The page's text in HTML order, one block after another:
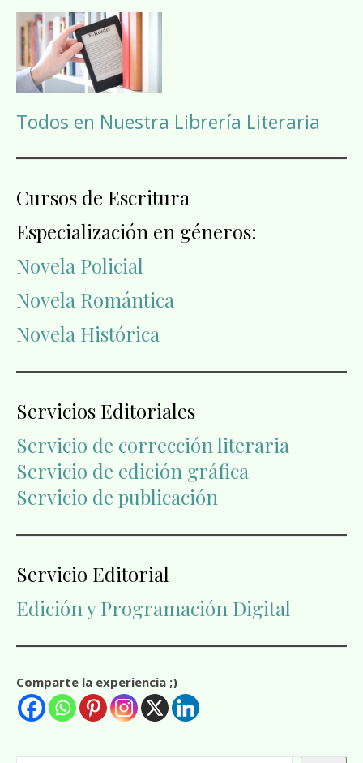
Todos en Nuestra Librería Literaria
Cursos de Escritura
Especialización en géneros:
Novela Policial
Novela Romántica
Novela Histórica
Servicios Editoriales
Servicio de corrección literaria
Servicio de edición gráfica
Servicio de publicación
Servicio Editorial
Edición y Programación Digital
Comparte la experiencia ;)